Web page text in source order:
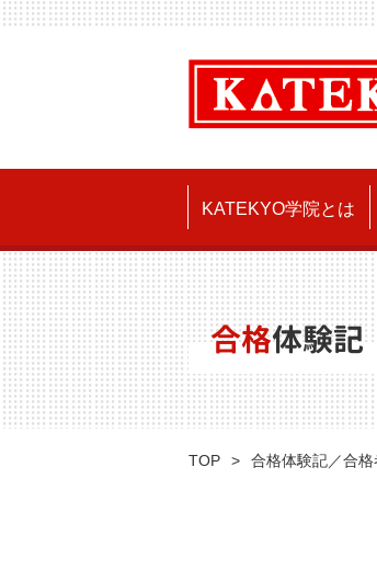
KATEKYO学院とは
合格体験記
TOP 合格体験記／合